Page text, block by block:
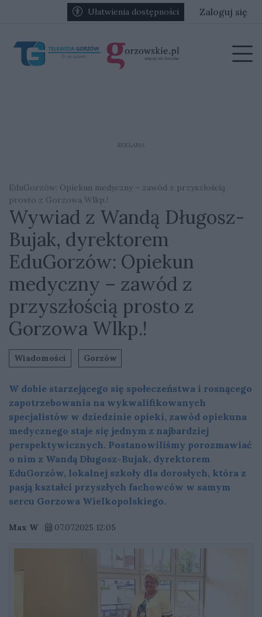
Przejdź do głównych treści
Przejdź do głównego menuUłatwienia dostępności Zaloguj się
REKLAMA
EduGorzów: Opiekun medyczny – zawód z przyszłością
prosto z Gorzowa Wlkp.!
Wywiad z Wandą Długosz-
Bujak, dyrektorem
EduGorzów: Opiekun
medyczny – zawód z
przyszłością prosto z
Gorzowa Wlkp.!
Wiadomości Gorzów
W dobie starzejącego się społeczeństwa i rosnącego
zapotrzebowania na wykwalifikowanych
specjalistów w dziedzinie opieki, zawód opiekuna
medycznego staje się jednym z najbardziej
perspektywicznych. Postanowiliśmy porozmawiać
o nim z Wandą Długosz-Bujak, dyrektorem
EduGorzów, lokalnej szkoły dla dorosłych, która z
pasją kształci przyszłych fachowców w samym
sercu Gorzowa Wielkopolskiego.
Max W 07.07.2025 12:05